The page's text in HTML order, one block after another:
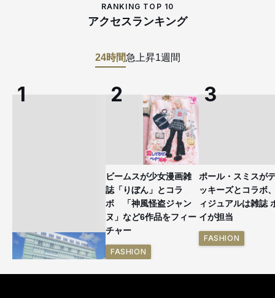
RANKING TOP 10
アクセスランキング
24時間急上昇1週間
ビームスが少女漫画雑
誌「りぼん」とコラ
ボ 「神風怪盗ジャン
ヌ」など6作品をフィー
チャー
FASHION
ポール・スミスが
ッキーズとコラボ
ィジュアルは雑誌
イが担当
FASHION